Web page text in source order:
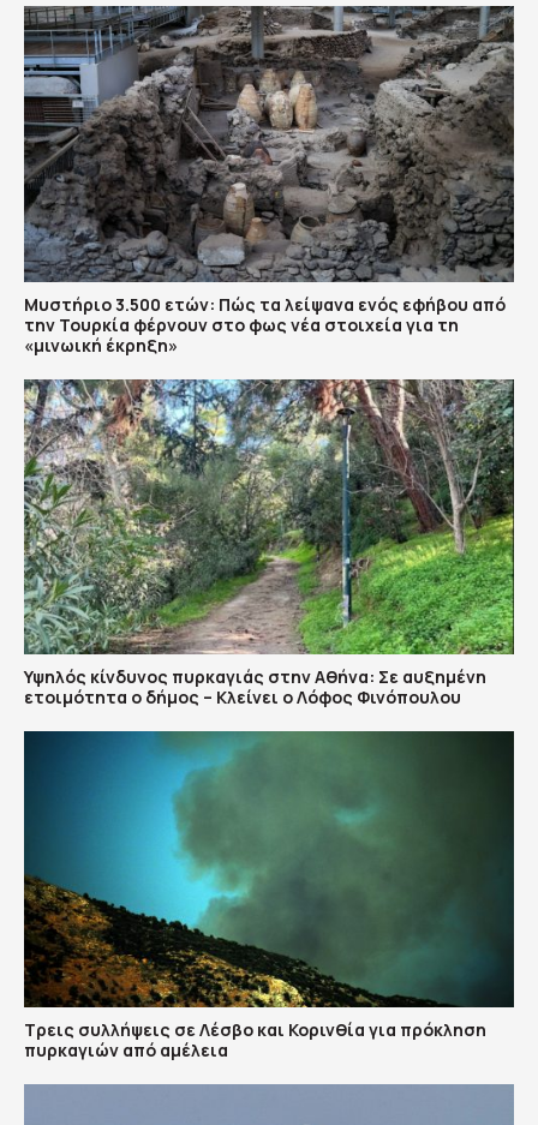
Μυστήριο 3.500 ετών: Πώς τα λείψανα ενός εφήβου από
την Τουρκία φέρνουν στο φως νέα στοιχεία για τη
«μινωική έκρηξη»
Υψηλός κίνδυνος πυρκαγιάς στην Αθήνα: Σε αυξημένη
ετοιμότητα ο δήμος – Κλείνει ο Λόφος Φινόπουλου
Τρεις συλλήψεις σε Λέσβο και Κορινθία για πρόκληση
πυρκαγιών από αμέλεια